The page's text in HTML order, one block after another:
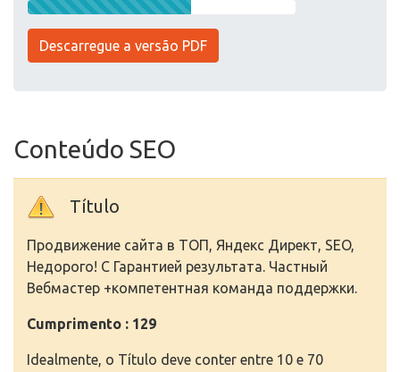
Descarregue a versão PDF
Conteúdo SEO
Título
Продвижение сайта в ТОП, Яндекс Директ, SEO,
Недорого! С Гарантией результата. Частный
Вебмастер +компетентная команда поддержки.
Cumprimento : 129
Idealmente, o Título deve conter entre 10 e 70